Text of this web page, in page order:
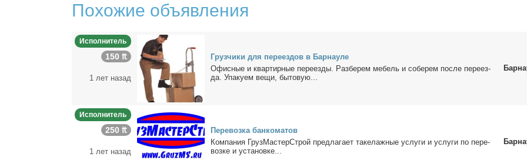
Похожие объявления
Исполнитель
150 ₶
1 лет назад
Груз­чи­ки для пе­ре­ез­дов в Бар­нау­ле
Офис­ные и квар­тир­ные пе­ре­ез­ды. Раз­бе­рем ме­бель и со­бе­рем по­сле пе­ре­ез­
да. Упа­ку­ем ве­щи, бы­то­вую...
Исполнитель
250 ₶
1 лет назад
Пе­ре­воз­ка бан­ко­ма­тов
Ком­па­ния ГрузМастерСтрой пред­ла­га­ет та­ке­лаж­ные услу­ги и услу­ги по пе­ре­
воз­ке и уста­нов­ке...